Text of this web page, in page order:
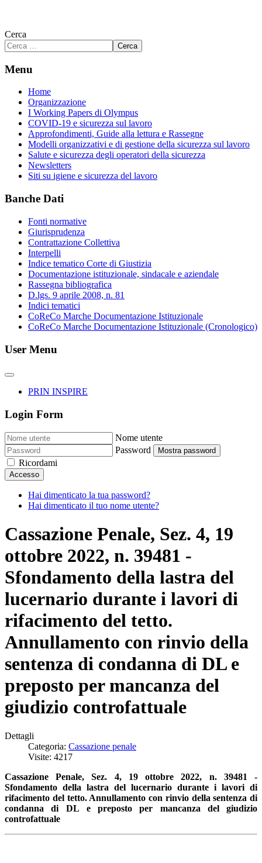
Cerca
Cerca
Menu
Home
Organizzazione
I Working Papers di Olympus
COVID-19 e sicurezza sul lavoro
Approfondimenti, Guide alla lettura e Rassegne
Modelli organizzativi e di gestione della sicurezza sul lavoro
Salute e sicurezza degli operatori della sicurezza
Newsletters
Siti su igiene e sicurezza del lavoro
Banche Dati
Fonti normative
Giurisprudenza
Contrattazione Collettiva
Interpelli
Indice tematico Corte di Giustizia
Documentazione istituzionale, sindacale e aziendale
Rassegna bibliografica
D.lgs. 9 aprile 2008, n. 81
Indici tematici
CoReCo Marche Documentazione Istituzionale
CoReCo Marche Documentazione Istituzionale (Cronologico)
User Menu
PRIN INSPIRE
Login Form
Nome utente
Password
Mostra password
Ricordami
Accesso
Hai dimenticato la tua password?
Hai dimenticato il tuo nome utente?
Cassazione Penale, Sez. 4, 19
ottobre 2022, n. 39481 -
Sfondamento della lastra del
lucernario durante i lavori di
rifacimento del tetto.
Annullamento con rinvio della
sentenza di condanna di DL e
preposto per mancanza del
giudizio controfattuale
Dettagli
Categoria: Cassazione penale
Visite: 4217
Cassazione Penale, Sez. 4, 19 ottobre 2022, n. 39481 -
Sfondamento della lastra del lucernario durante i lavori di
rifacimento del tetto. Annullamento con rinvio della sentenza di
condanna di DL e preposto per mancanza del giudizio
controfattuale